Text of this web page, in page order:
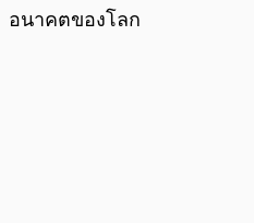
อนาคตของโลก